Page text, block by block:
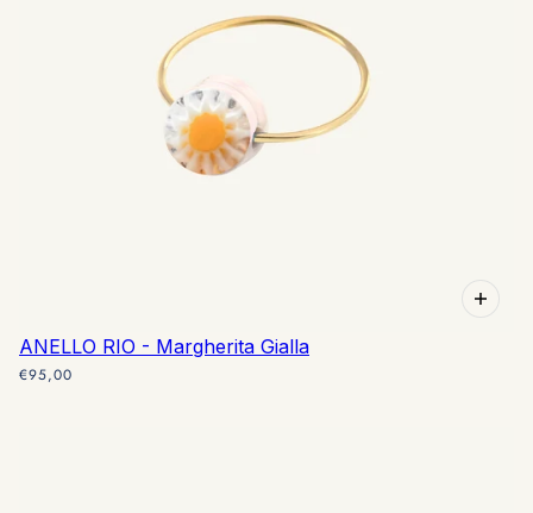
ANELLO RIO - Margherita Gialla
€95,00